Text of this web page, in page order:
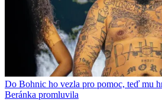
Do Bohnic ho vezla pro pomoc, teď mu
Beránka promluvila